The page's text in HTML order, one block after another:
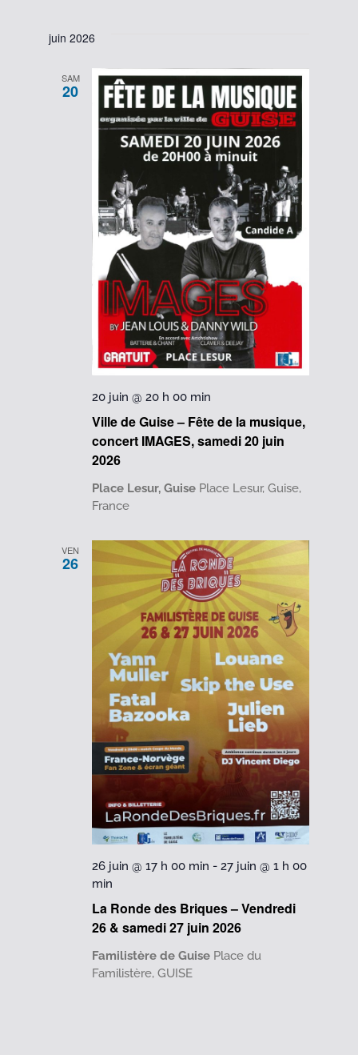
juin 2026
SAM
20
Ville de Guise – Fête de la musique,
concert IMAGES, samedi 20 juin
2026
20 juin @ 20 h 00 min
Place Lesur, Guise Place Lesur, Guise,
France
VEN
26
La Ronde des Briques – Vendredi
26 & samedi 27 juin 2026
26 juin @ 17 h 00 min -27 juin @ 1 h 00
min
Familistère de Guise Place du
Familistère, GUISE